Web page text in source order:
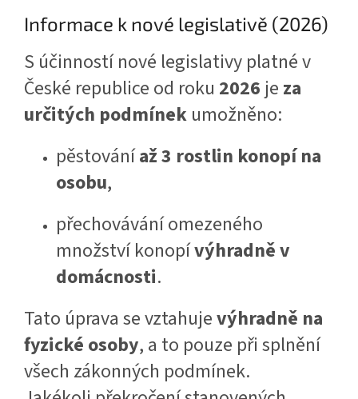
Informace k nové legislativě (2026)
S účinností nové legislativy platné v
České republice od roku 2026 je za
určitých podmínek umožněno:
pěstováníaž 3 rostlin konopí na
osobu,
přechovávání omezeného
množství konopívýhradně v
domácnosti.
Tato úprava se vztahujevýhradně na
fyzické osoby, a to pouze při splnění
všech zákonných podmínek.